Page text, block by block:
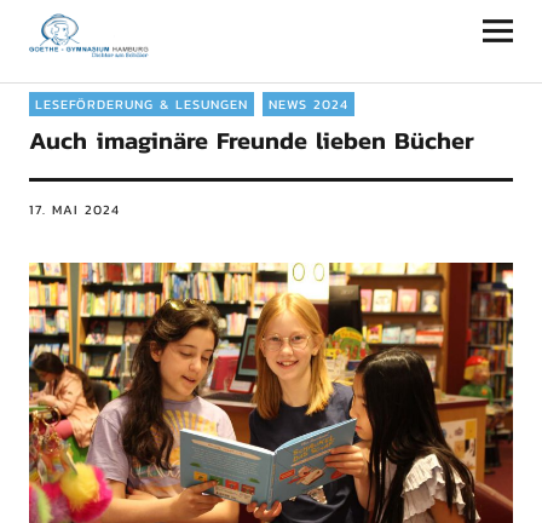
Goethe-Gymnasium Hamburg
LESEFÖRDERUNG & LESUNGEN NEWS 2024
Auch imaginäre Freunde lieben Bücher
17. MAI 2024